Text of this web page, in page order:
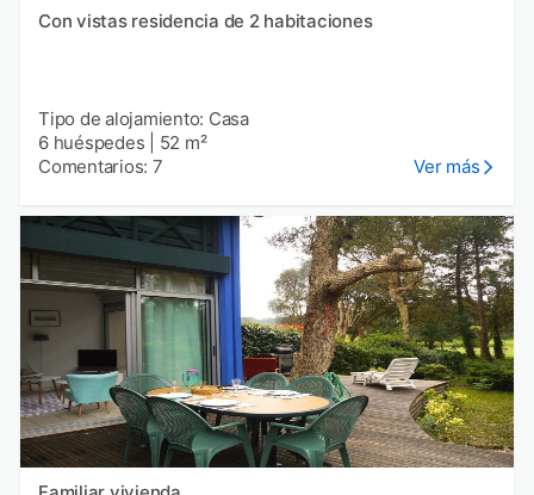
Con vistas residencia de 2 habitaciones
Tipo de alojamiento: Casa
6 huéspedes
52 m²
Comentarios: 7
Ver más